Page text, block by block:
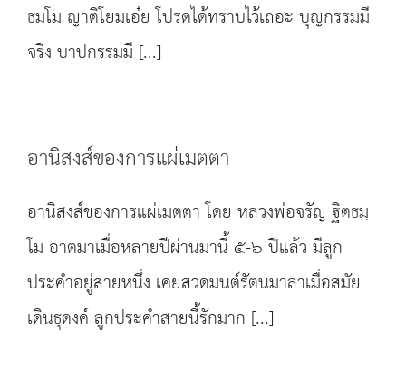
ธมฺโม ญาติโยมเอ๋ย โปรดได้ทราบไว้เถอะ บุญกรรมมี
จริง บาปกรรมมี [...]
อานิสงส์ของการแผ่เมตตา
อานิสงส์ของการแผ่เมตตา โดย หลวงพ่อจรัญ ฐิตธมฺ
โม อาตมาเมื่อหลายปีผ่านมานี้ ๕-๖ ปีแล้ว มีลูก
ประคำอยู่สายหนึ่ง เคยสวดมนต์รัตนมาลาเมื่อสมัย
เดินธุดงค์ ลูกประคำสายนี้รักมาก [...]